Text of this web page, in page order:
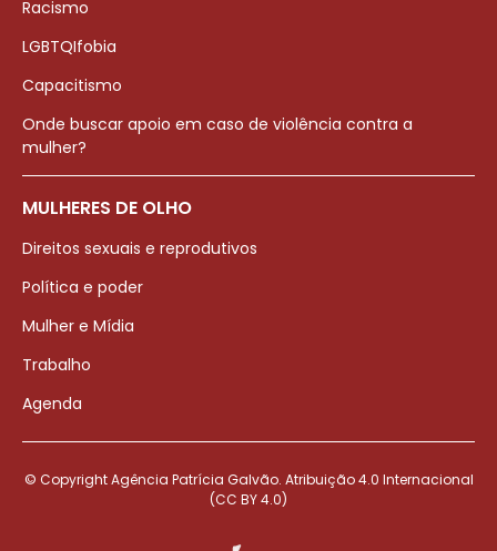
Racismo
LGBTQIfobia
Capacitismo
Onde buscar apoio em caso de violência contra a
mulher?
MULHERES DE OLHO
Direitos sexuais e reprodutivos
Política e poder
Mulher e Mídia
Trabalho
Agenda
© Copyright Agência Patrícia Galvão. Atribuição 4.0 Internacional
(CC BY 4.0)